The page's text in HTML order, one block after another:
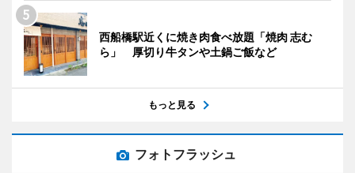
西船橋駅近くに焼き肉食べ放題「焼肉 志む
ら」 厚切り牛タンや土鍋ご飯など
もっと見る
フォトフラッシュ